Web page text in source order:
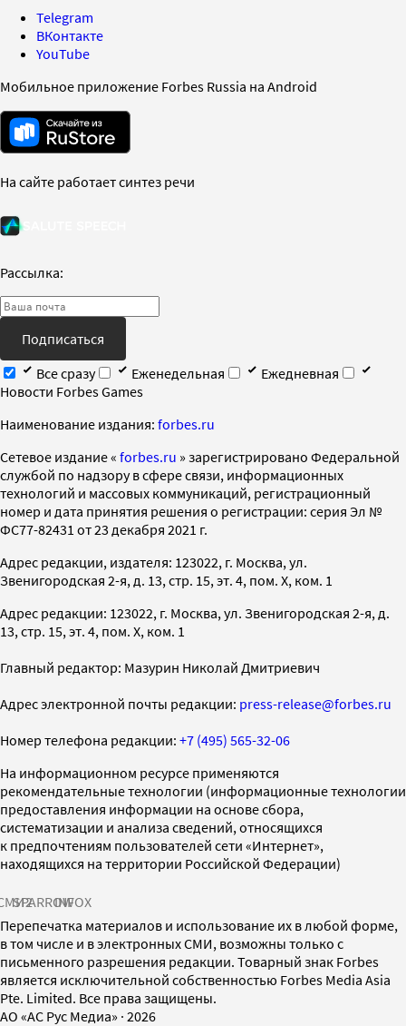
Telegram
ВКонтакте
YouTube
Мобильное приложение Forbes Russia на Android
На сайте работает синтез речи
Рассылка:
Подписаться
Все сразу
Еженедельная
Ежедневная
Новости Forbes Games
Наименование издания: forbes.ru
Cетевое издание « forbes.ru » зарегистрировано Федеральной
службой по надзору в сфере связи, информационных
технологий и массовых коммуникаций, регистрационный
номер и дата принятия решения о регистрации: серия Эл №
ФС77-82431 от 23 декабря 2021 г.
Адрес редакции, издателя: 123022, г. Москва, ул.
Звенигородская 2-я, д. 13, стр. 15, эт. 4, пом. X, ком. 1
Адрес редакции: 123022, г. Москва, ул. Звенигородская 2-я, д.
13, стр. 15, эт. 4, пом. X, ком. 1
Главный редактор: Мазурин Николай Дмитриевич
Адрес электронной почты редакции: press-release@forbes.ru
Номер телефона редакции: +7 (495) 565-32-06
На информационном ресурсе применяются
рекомендательные технологии (информационные технологии
предоставления информации на основе сбора,
систематизации и анализа сведений, относящихся
к предпочтениям пользователей сети «Интернет»,
находящихся на территории Российской Федерации)
SPARROWINFOX
Перепечатка материалов и использование их в любой форме,
в том числе и в электронных СМИ, возможны только с
письменного разрешения редакции. Товарный знак Forbes
является исключительной собственностью Forbes Media Asia
Pte. Limited. Все права защищены.
AO «АС Рус Медиа» · 2026